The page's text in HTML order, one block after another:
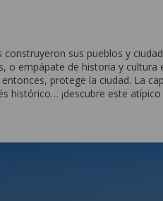
sus pueblos y
o empápate de historia y
protege la ciudad. La
histórico… ¡descubre este